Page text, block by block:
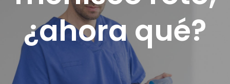
¿ahora qué?